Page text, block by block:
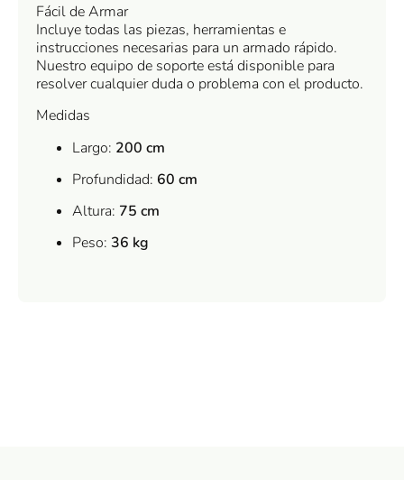
Fácil de Armar
Incluye todas las piezas, herramientas e
instrucciones necesarias para un armado rápido.
Nuestro equipo de soporte está disponible para
resolver cualquier duda o problema con el producto.
Medidas
Largo: 200 cm
Profundidad: 60 cm
Altura: 75 cm
Peso: 36 kg